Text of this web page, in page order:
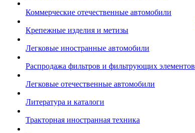
Коммерческие отечественные автомобили
Крепежные изделия и метизы
Легковые иностранные автомобили
Распродажа фильтров и фильтрующих элементов
Легковые отечественные автомобили
Литература и каталоги
Тракторная иностранная техника